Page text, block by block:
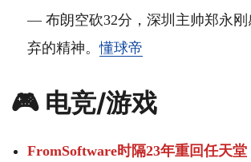
— 布朗空砍32分，深圳主帅郑永刚
弃的精神。懂球帝
🎮 电竞/游戏
FromSoftware时隔23年重回任天堂